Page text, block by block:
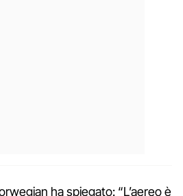
ha spiegato: “L’aereo è